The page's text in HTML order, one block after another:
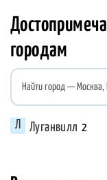
городам
Найти город
Луганвилл 2